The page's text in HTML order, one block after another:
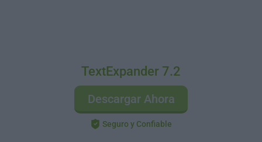
TextExpander 7.2
Descargar Ahora
Seguro y Confiable